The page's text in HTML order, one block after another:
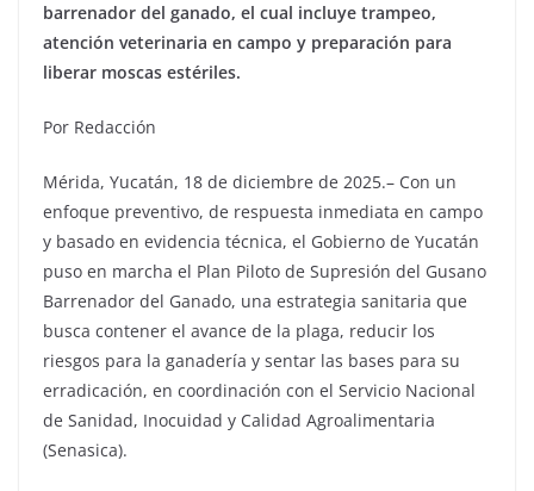
barrenador del ganado, el cual incluye trampeo,
atención veterinaria en campo y preparación para
liberar moscas estériles.
Por Redacción
Mérida, Yucatán, 18 de diciembre de 2025.– Con un
enfoque preventivo, de respuesta inmediata en campo
y basado en evidencia técnica, el Gobierno de Yucatán
puso en marcha el Plan Piloto de Supresión del Gusano
Barrenador del Ganado, una estrategia sanitaria que
busca contener el avance de la plaga, reducir los
riesgos para la ganadería y sentar las bases para su
erradicación, en coordinación con el Servicio Nacional
de Sanidad, Inocuidad y Calidad Agroalimentaria
(Senasica).